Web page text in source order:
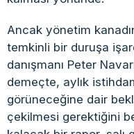
Ancak yönetim
temkinli bir duruşa
danışmanı Peter
demeçte, aylık
görüneceğine dair
çekilmesi gerektiğini